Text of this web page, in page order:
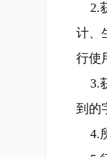
2.
计、
行使
3.
到的
4.